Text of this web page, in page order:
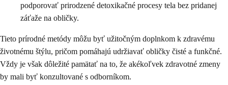
podporovať prirodzené detoxikačné procesy tela bez pridanej
záťaže na obličky.
Tieto prírodné metódy môžu byť užitočným doplnkom k zdravému
životnému štýlu, pričom pomáhajú udržiavať obličky čisté a funkčné.
Vždy je však dôležité pamätať na to, že akékoľvek zdravotné zmeny
by mali byť konzultované s odborníkom.